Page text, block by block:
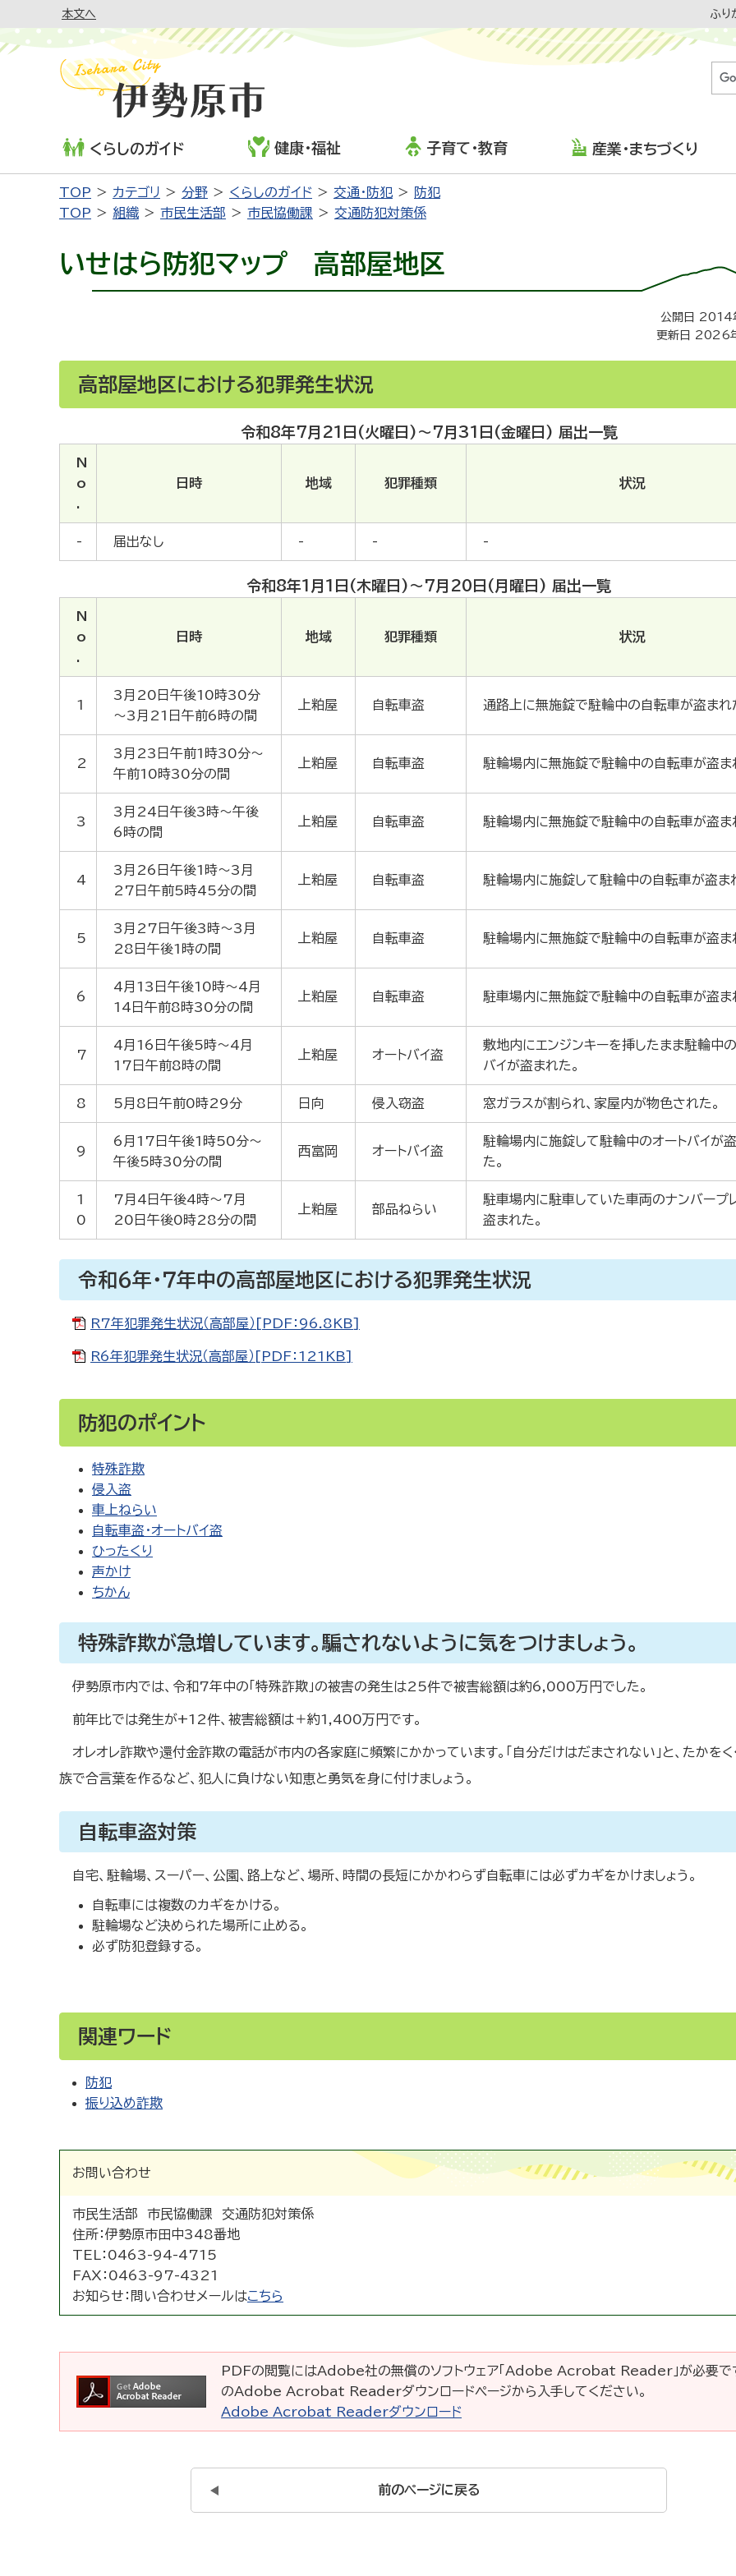
本文へ ふり
くらしのガイド 健康・福祉 子育て・教育 産業・まちづくり
TOP カテゴリ 分野 くらしのガイド 交通・防犯
防犯
TOP
組織 市民生活部 市民協働課 交通防犯対策係
いせはら防犯マップ 高部屋地区
公開日 2014
更新日 2026
高部屋地区における犯罪発生状況
令和8年7月21日(火曜日)～7月31日(金曜日) 届出一覧
N
o
.
日時 地域 犯罪種類 状況
- 届出なし - - -
令和8年1月1日(木曜日)～7月20日(月曜日) 届出一覧
N
o
.
日時 地域 犯罪種類 状況
1
3月20日午後10時30分
～3月21日午前6時の間
上粕屋 自転車盗 通路上に無施錠で駐輪中の自転車が盗まれ
2
3月23日午前1時30分～
午前10時30分の間
上粕屋 自転車盗 駐輪場内に無施錠で駐輪中の自転車が盗ま
3
3月24日午後3時～午後
6時の間
上粕屋 自転車盗 駐輪場内に無施錠で駐輪中の自転車が盗ま
4
3月26日午後1時～3月
27日午前5時45分の間
上粕屋 自転車盗 駐輪場内に施錠して駐輪中の自転車が盗ま
5
3月27日午後3時～3月
28日午後1時の間
上粕屋 自転車盗 駐輪場内に無施錠で駐輪中の自転車が盗ま
6
4月13日午後10時～4月
14日午前8時30分の間
上粕屋 自転車盗 駐車場内に無施錠で駐輪中の自転車が盗ま
7
4月16日午後5時～4月
17日午前8時の間
上粕屋 オートバイ盗
敷地内にエンジンキーを挿したまま駐輪中
バイが盗まれた。
8 5月8日午前0時29分 日向 侵入窃盗 窓ガラスが割られ、家屋内が物色された。
9
6月17日午後1時50分～
午後5時30分の間
西富岡 オートバイ盗
駐輪場内に施錠して駐輪中のオートバイが
た。
1
0
7月4日午後4時～7月
20日午後0時28分の間
上粕屋 部品ねらい
駐車場内に駐車していた車両のナンバープ
盗まれた。
令和６年・７年中の高部屋地区における犯罪発生状況
R7年犯罪発生状況（高部屋）[PDF：96.8KB]
R6年犯罪発生状況（高部屋）[PDF：121KB]
防犯のポイント
特殊詐欺
侵入盗
車上ねらい
自転車盗・オートバイ盗
ひったくり
声かけ
ちかん
特殊詐欺が急増しています。騙されないように気をつけましょう。
伊勢原市内では、令和7年中の「特殊詐欺」の被害の発生は25件で被害総額は約6,000万円でした。
前年比では発生が+12件、被害総額は＋約1,400万円です。
オレオレ詐欺や還付金詐欺の電話が市内の各家庭に頻繁にかかっています。「自分だけはだまされない」と、たかをく
族で合言葉を作るなど、犯人に負けない知恵と勇気を身に付けましょう。
自転車盗対策
自宅、駐輪場、スーパー、公園、路上など、場所、時間の長短にかかわらず自転車には必ずカギをかけましょう。
自転車には複数のカギをかける。
駐輪場など決められた場所に止める。
必ず防犯登録する。
関連ワード
防犯
振り込め詐欺
お問い合わせ
市民生活部 市民協働課 交通防犯対策係
住所：伊勢原市田中348番地
TEL： 0463-94-4715
FAX： 0463-97-4321
お知らせ： 問い合わせメールはこちら
PDFの閲覧にはAdobe社の無償のソフトウェア「Adobe Acrobat Reader」が必要で
のAdobe Acrobat Readerダウンロードページから入手してください。
Adobe Acrobat Readerダウンロード
前のページに戻る